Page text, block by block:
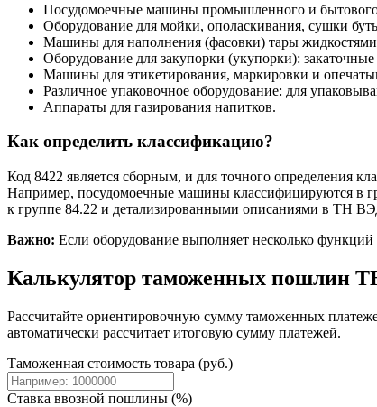
Посудомоечные машины промышленного и бытового
Оборудование для мойки, ополаскивания, сушки
Машины для наполнения (фасовки) тары
Оборудование для закупорки (укупорки):
Машины для этикетирования, маркировки и
Различное упаковочное оборудование: для
Аппараты для газирования напитков.
Как определить классификацию?
Код 8422 является сборным, и для точного определения
Например, посудомоечные машины классифицируются в
к группе 84.22 и детализированными описаниями в ТН
Важно: Если оборудование выполняет несколько
Калькулятор таможенных пошлин
Рассчитайте ориентировочную сумму таможенных
автоматически рассчитает итоговую сумму платежей.
Таможенная стоимость товара (руб.)
Ставка ввозной пошлины (%)